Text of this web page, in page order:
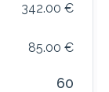
342.00 €
85.00 €
60